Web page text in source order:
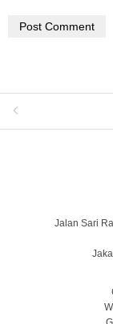
Jalan Sari